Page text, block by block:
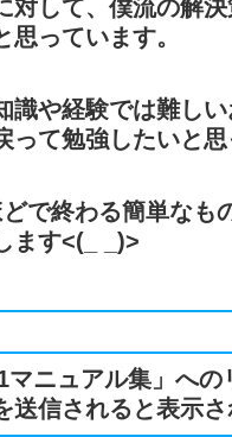
対して、僕流の解決
っています。
識や経験では難し
って勉強したいと思
で終わる簡単なも
ます<(_ _)>
マニュアル集」への
送信されると表示